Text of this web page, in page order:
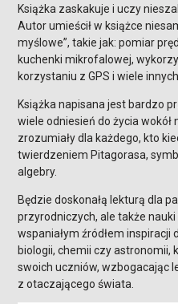
Książka zaskakuje i uczy
Autor umieścił w książce
myślowe”, takie jak: pomiar
kuchenki mikrofalowej,
korzystaniu z GPS i wiele innych.
Książka napisana jest bardzo
wiele odniesień do życia wokół
zrozumiały dla każdego, kto
twierdzeniem Pitagorasa,
algebry.
Będzie doskonałą lekturą dla
przyrodniczych, ale także
wspaniałym źródłem
biologii, chemii czy astronomii,
swoich uczniów, wzbogacając
z otaczającego świata.